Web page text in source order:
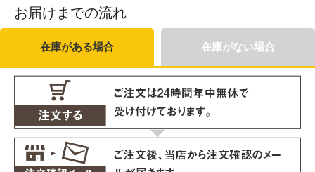
お届けまでの流れ
在庫がある場合 在庫がない場合